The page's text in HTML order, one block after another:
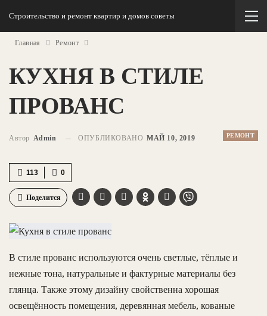
Строительство и ремонт квартир и домов советы
Главная Ремонт
КУХНЯ В СТИЛЕ
ПРОВАНС
РЕМОНТ
Автор Admin ОПУБЛИКОВАНО МАЙ 10, 2019
0
113
Поделится
В стиле прованс используются очень светлые, тёплые и
нежные тона, натуральные и фактурные материалы без
глянца. Также этому дизайну свойственна хорошая
освещённость помещения, деревянная мебель, кованые